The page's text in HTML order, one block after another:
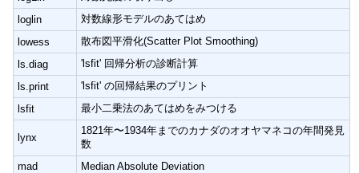
loglin
対数線形モデルのあてはめ
lowess
散布図平滑化(Scatter Plot Smoothing)
ls.diag
'lsfit' 回帰分析の診断計算
ls.print
'lsfit' の回帰結果のプリント
lsfit
最小二乗法のあてはめをみつける
lynx
1821年〜1934年までのカナダのオオヤマネコの年間発見
数
mad
Median Absolute Deviation